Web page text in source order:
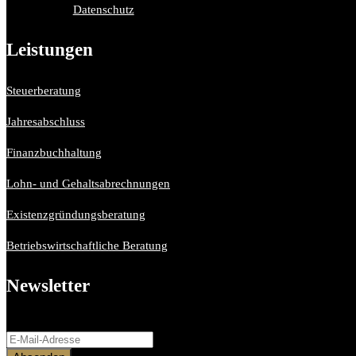
Datenschutz
Leistungen
Steuerberatung
Jahresabschluss
Finanzbuchhaltung
Lohn- und Gehaltsabrechnungen
Existenzgründungsberatung
Betriebswirtschaftliche Beratung
Newsletter